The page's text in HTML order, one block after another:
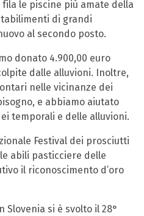
le piscine più amate della
di grandi
al secondo posto.
donato 4.900,00 euro
dalle alluvioni. Inoltre,
nelle vicinanze dei
e abbiamo aiutato
temporali e delle alluvioni.
Festival dei prosciutti
abili pasticciere delle
il riconoscimento d’oro
si è svolto il 28°